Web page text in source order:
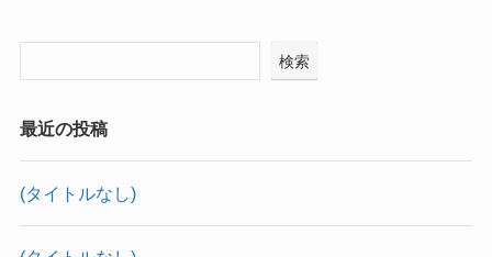
検索
最近の投稿
(タイトルなし)